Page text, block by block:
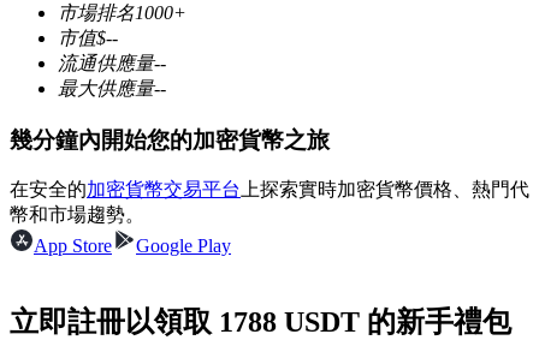
美股、外匯、貴金屬及大宗商品衍生性商品
多種以USDC結算的永續合約
市場排名1000+
市值$--
流通供應量--
最大供應量--
幾分鐘內開始您的加密貨幣之旅
在安全的加密貨幣交易平台 上探索實時加密貨幣價格、熱門代
幣和市場趨勢。
App Store
Google Play
立即註冊以領取 1788 USDT 的新手禮包